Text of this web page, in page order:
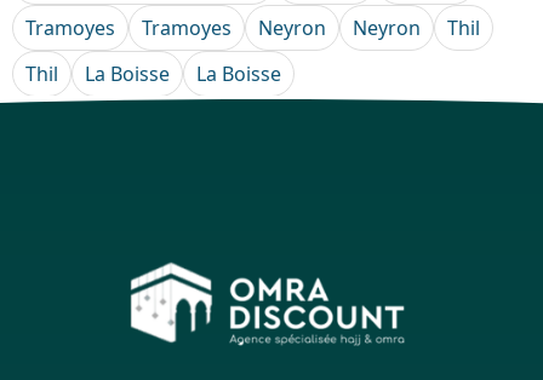
Tramoyes
Tramoyes Neyron Neyron
Thil
Thil
La Boisse La Boisse